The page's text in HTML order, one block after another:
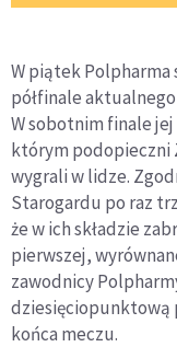
W piątek Polpharma
półfinale
W sobotnim finale jej
którym podopieczni
wygrali w lidze.
Starogardu po raz
że w ich składzie
pierwszej,
zawodnicy
dziesięciopunktową
końca meczu.